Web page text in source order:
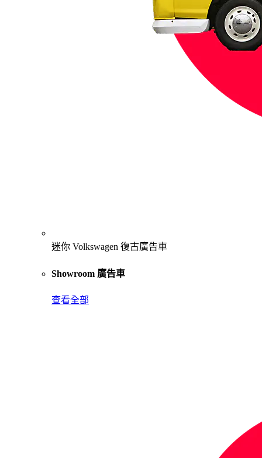
迷你 Volkswagen 復古廣告車
Showroom 廣告車
查看全部